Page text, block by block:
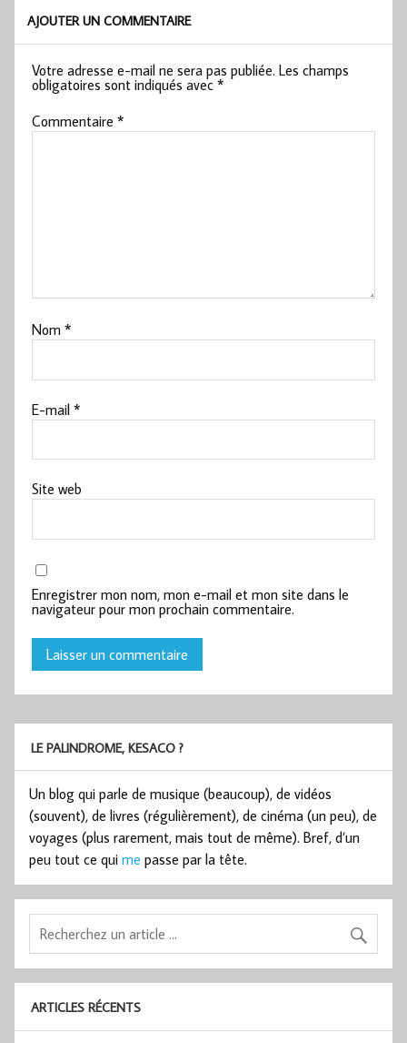
AJOUTER UN COMMENTAIRE
Votre adresse e-mail ne sera pas publiée. Les champs
obligatoires sont indiqués avec*
Commentaire*
Nom*
E-mail*
Site web
Enregistrer mon nom, mon e-mail et mon site dans le
navigateur pour mon prochain commentaire.
LE PALINDROME, KESACO ?
Un blog qui parle de musique (beaucoup), de vidéos
(souvent), de livres (régulièrement), de cinéma (un peu), de
voyages (plus rarement, mais tout de même). Bref, d’un
peu tout ce qui me passe par la tête.
ARTICLES RÉCENTS